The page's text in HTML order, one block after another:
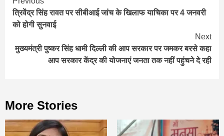
Reading
त्रिवेंद्र सिंह रावत पर सीबीआई जांच के खिलाफ याचिका पर 4 जनवरी
को होगी सुनवाई
Next
मुख्यमंत्री पुष्कर सिंह धामी दिल्ली की आप सरकार पर जमकर बरसे कहा
आप सरकार केंद्र की योजनाएं जनता तक नहीं पहुंचने दे रही
More Stories